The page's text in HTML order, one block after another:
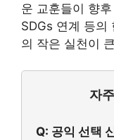
운 교훈들이 향
SDGs 연계 등의
의 작은 실천이
자
Q: 공익 선택